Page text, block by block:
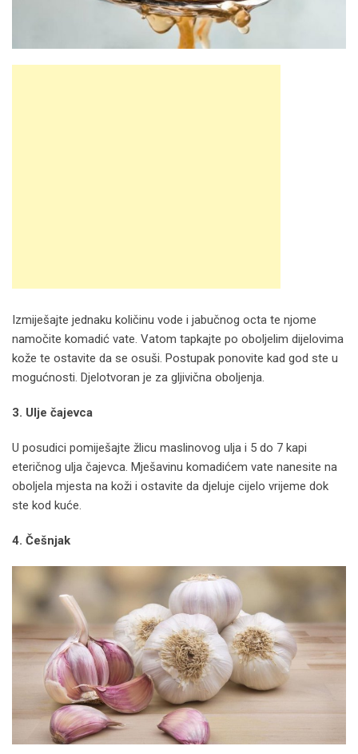
Izmiješajte jednaku količinu vode i jabučnog octa te njome
namočite komadić vate. Vatom tapkajte po oboljelim dijelovima
kože te ostavite da se osuši. Postupak ponovite kad god ste u
mogućnosti. Djelotvoran je za gljivična oboljenja.
3. Ulje čajevca
U posudici pomiješajte žlicu maslinovog ulja i 5 do 7 kapi
eteričnog ulja čajevca. Mješavinu komadićem vate nanesite na
oboljela mjesta na koži i ostavite da djeluje cijelo vrijeme dok
ste kod kuće.
4. Češnjak